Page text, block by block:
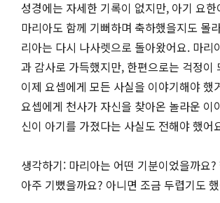
성경에는 자세한 기록이 없지만, 아기 요한
마리아도 함께 기뻐하며 축하했을지도 몰
리아는 다시 나사렛으로 돌아왔어요. 마리
과 감사로 가득했지만, 한편으로는 걱정이
이제 요셉에게 모든 사실을 이야기해야 했
요셉에게 천사가 자신을 찾아온 놀라운 이
신이 아기를 가졌다는 사실도 전해야 했어
생각하기: 마리아는 어떤 기분이었을까요
아주 기뻤을까요? 아니면 조금 두렵기도